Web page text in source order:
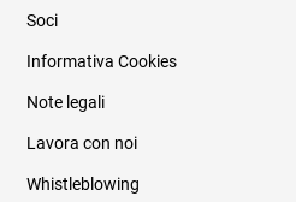
Soci
Informativa Cookies
Note legali
Lavora con noi
Whistleblowing